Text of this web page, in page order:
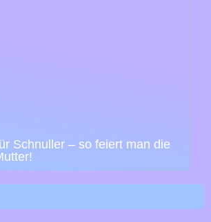
Schnuller – so feiert man die